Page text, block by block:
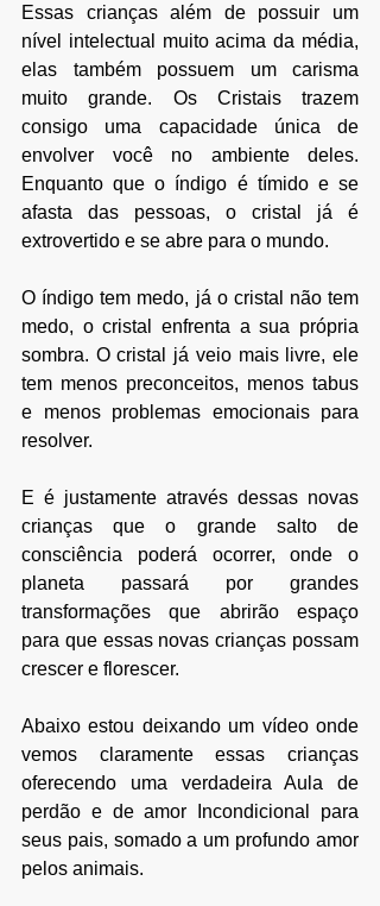
Essas crianças além de possuir um
nível intelectual muito acima da média,
elas também possuem um carisma
muito grande. Os Cristais trazem
consigo uma capacidade única de
envolver você no ambiente deles.
Enquanto que o índigo é tímido e se
afasta das pessoas, o cristal já é
extrovertido e se abre para o mundo.
O índigo tem medo, já o cristal não tem
medo, o cristal enfrenta a sua própria
sombra. O cristal já veio mais livre, ele
tem menos preconceitos, menos tabus
e menos problemas emocionais para
resolver.
E é justamente através dessas novas
crianças que o grande salto de
consciência poderá ocorrer, onde o
planeta passará por grandes
transformações que abrirão espaço
para que essas novas crianças possam
crescer e florescer.
Abaixo estou deixando um vídeo onde
vemos claramente essas crianças
oferecendo uma verdadeira Aula de
perdão e de amor Incondicional para
seus pais, somado a um profundo amor
pelos animais.